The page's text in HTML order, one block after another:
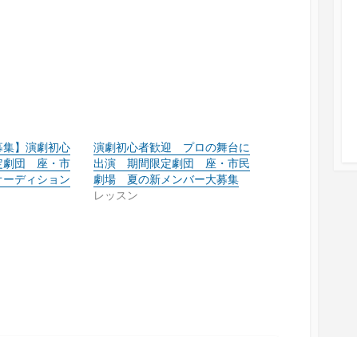
集】演劇初心
劇団 座・市
ディション
演劇初心者歓迎 プロの舞台に
出演 期間限定劇団 座・市民
劇場 夏の新メンバー大募集
レッスン